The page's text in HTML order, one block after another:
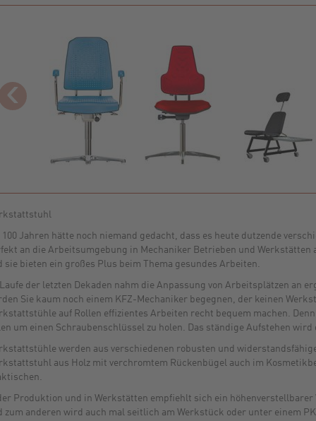
‹
100 Jahren hätte noch niemand gedacht, dass es heute dutzende
an die Arbeitsumgebung in Mechaniker Betrieben und
sie bieten ein großes Plus beim Thema gesundes Arbeiten.
der letzten Dekaden nahm die Anpassung von Arbeitsplätzen an
Sie kaum noch einem KFZ-Mechaniker begegnen, der keinen
auf Rollen effizientes Arbeiten recht bequem machen.
um einen Schraubenschlüssel zu holen. Das ständige Aufstehen
werden aus verschiedenen robusten und
aus Holz mit verchromtem Rückenbügel auch im
Produktion und in Werkstätten empfiehlt sich ein
zum anderen wird auch mal seitlich am Werkstück oder unter einem